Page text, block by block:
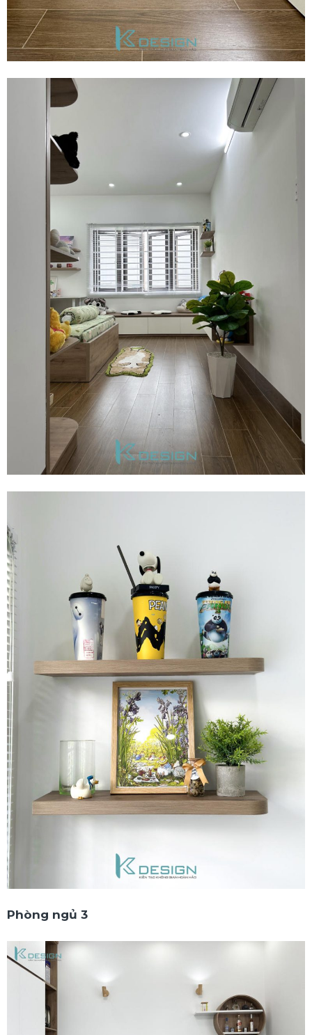
Phòng ngủ 3